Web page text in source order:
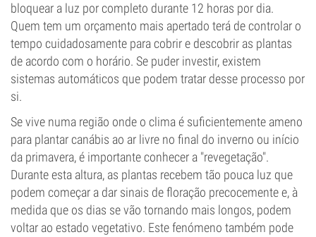
bloquear a luz por completo durante 12 horas por dia.
Quem tem um orçamento mais apertado terá de controlar o
tempo cuidadosamente para cobrir e descobrir as plantas
de acordo com o horário. Se puder investir, existem
sistemas automáticos que podem tratar desse processo por
si.
Se vive numa região onde o clima é suficientemente ameno
para plantar canábis ao ar livre no final do inverno ou início
da primavera, é importante conhecer a "revegetação".
Durante esta altura, as plantas recebem tão pouca luz que
podem começar a dar sinais de floração precocemente e, à
medida que os dias se vão tornando mais longos, podem
voltar ao estado vegetativo. Este fenómeno também pode